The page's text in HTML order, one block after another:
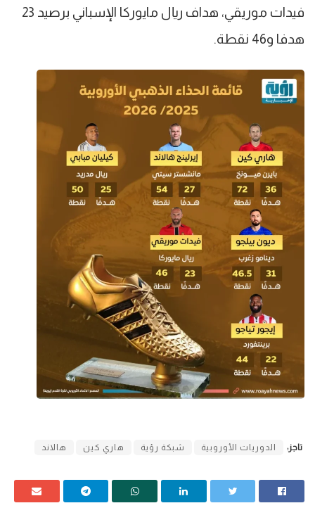
فيدات موريقي، هداف ريال مايوركا الإسباني برصيد 23
هدفا و46 نقطة.
تاجز: الدوريات الأوروبية شبكة رؤية هاري كين هالاند